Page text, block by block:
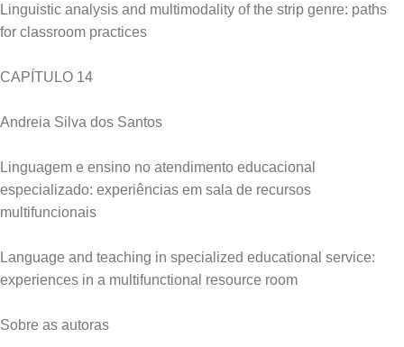
Linguistic analysis and multimodality of the strip genre: paths
for classroom practices
CAPÍTULO 14
Andreia Silva dos Santos
Linguagem e ensino no atendimento educacional
especializado: experiências em sala de recursos
multifuncionais
Language and teaching in specialized educational service:
experiences in a multifunctional resource room
Sobre as autoras